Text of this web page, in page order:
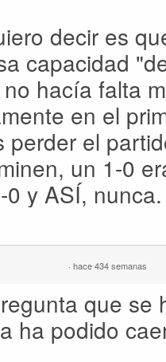
decir es
capacidad
hacía falta
en el
perder el
un 1-0
y ASÍ, nunca.
· hace 434 semanas
que se
ha podido